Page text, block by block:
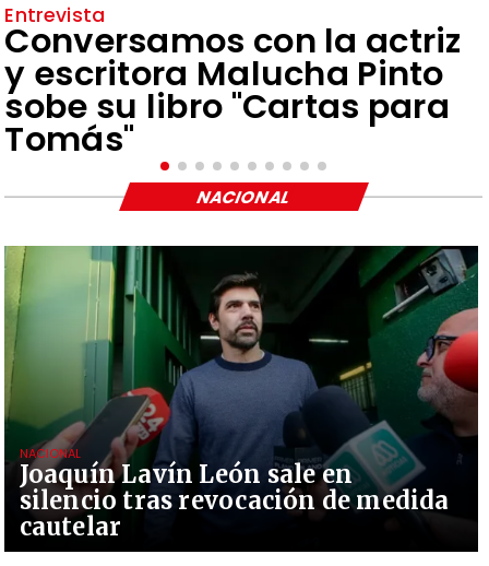
Entrevista
Conversamos con la actriz
y escritora Malucha Pinto
sobe su libro "Cartas para
Tomás"
Joaquín Lavín León sale en
silencio tras revocación de medida
cautelar
NACIONAL
NACIONAL